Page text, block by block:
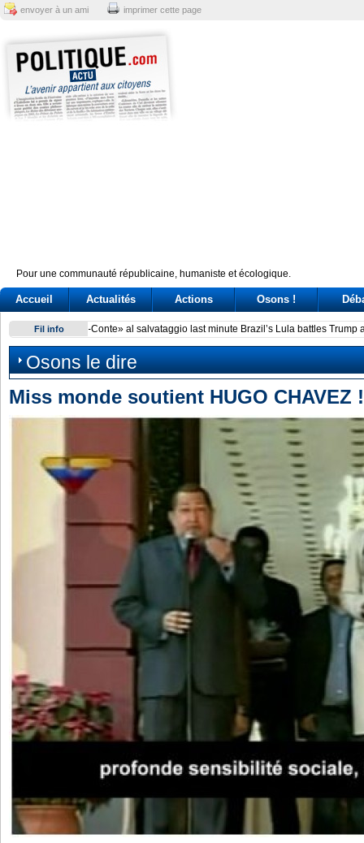
envoyer à un ami imprimer cette page
Pour une communauté républicaine, humaniste et écologique.
Accueil Actualités Actions Osons !
Fil info Brazil’s Lula battles Trump and Milei over perceived
Osons le dire
Miss monde soutient HUGO CHAVEZ !